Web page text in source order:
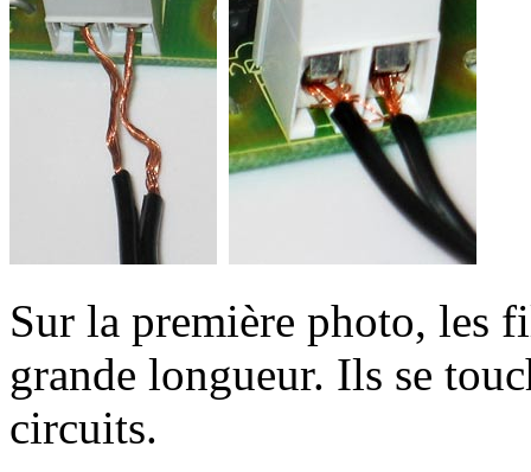
Sur la première photo, les
grande longueur. Ils se
circuits.